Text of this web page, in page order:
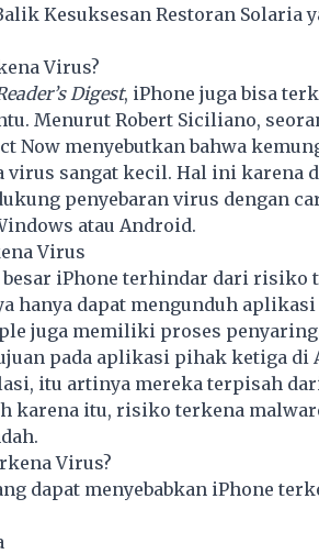
Kesuksesan Restoran Solaria
Virus?
Digest, iPhone juga bisa
Menurut Robert Siciliano,
Now menyebutkan bahwa
sangat kecil. Hal ini karena
penyebaran virus dengan
atau Android.
Virus
besar iPhone terhindar dari risiko
hanya dapat mengunduh
juga memiliki proses
pada aplikasi pihak ketiga di
itu artinya mereka terpisah
karena itu, risiko terkena
Virus?
dapat menyebabkan iPhone